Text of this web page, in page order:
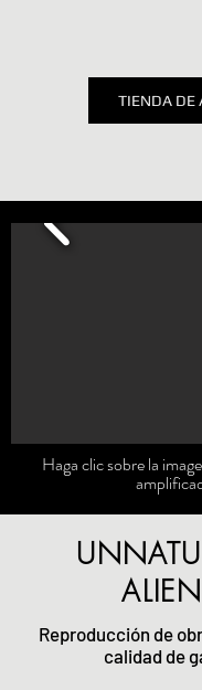
TIENDA DE
Haga clic sobre la
Reproducción de
calidad de